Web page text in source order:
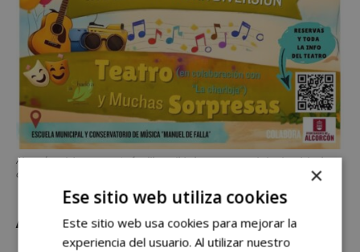
Alcorcón celebra un evento familiar solidario para apoyar la huelga del primer
ciclo de Educación Infantil
Actividades para este domingo
×
Ese sitio web utiliza cookies
Este sitio web usa cookies para mejorar la
experiencia del usuario. Al utilizar nuestro